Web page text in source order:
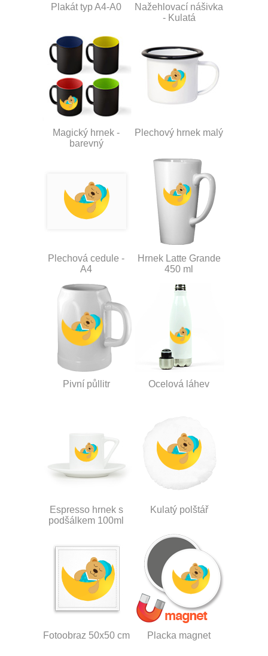
Plakát typ A4-A0
Nažehlovací nášivka
- Kulatá
Magický hrnek -
barevný
Plechový hrnek malý
Plechová cedule -
A4
Hrnek Latte Grande
450 ml
Pivní půllitr Ocelová láhev
Espresso hrnek s
podšálkem 100ml
Kulatý polštář
Fotoobraz 50x50 cm Placka magnet